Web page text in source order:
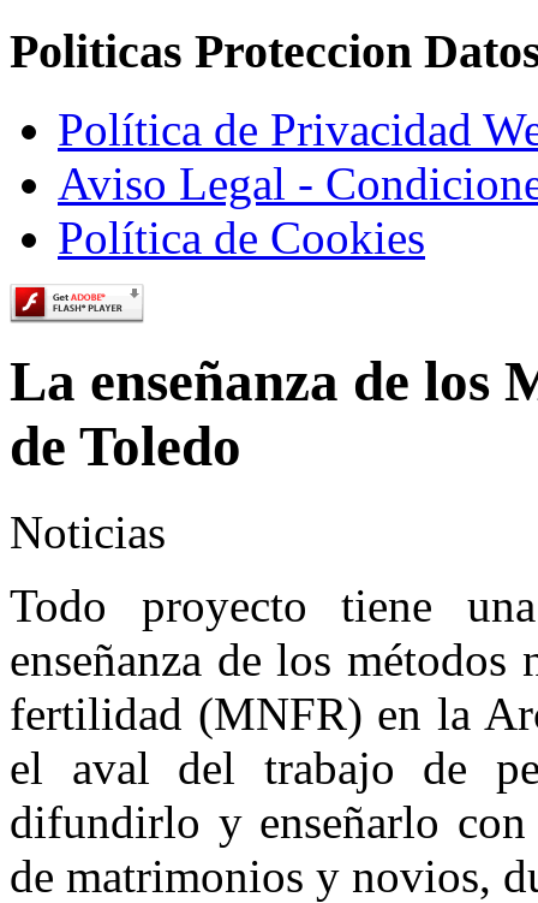
Politicas Proteccion
Política de Privacidad
Aviso Legal -
Política de Cookies
La enseñanza de los
de Toledo
Noticias
Todo proyecto tiene
enseñanza de los
fertilidad (MNFR) en la
el aval del trabajo de
difundirlo y enseñarlo con
de matrimonios y novios,